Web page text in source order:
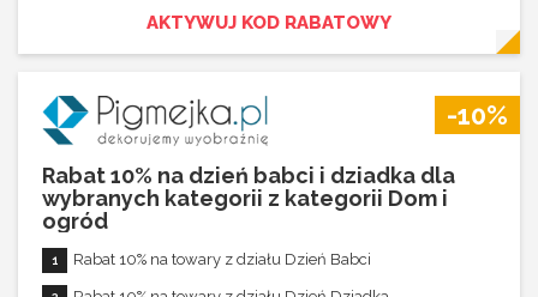
AKTYWUJ KOD RABATOWY
-10%
Rabat 10% na dzień babci i dziadka dla
wybranych kategorii z kategorii Dom i
ogród
Rabat 10% na towary z działu Dzień Babci